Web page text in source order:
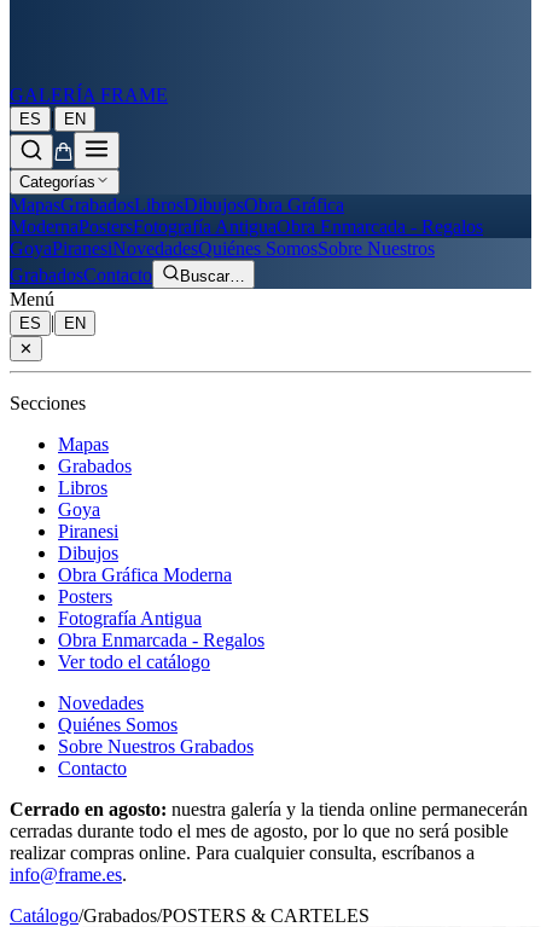
GALERÍA FRAME
ES | EN
Categorías
MapasGrabadosLibrosDibujosObra Gráfica
ModernaPostersFotografía AntiguaObra Enmarcada - Regalos
GoyaPiranesiNovedadesQuiénes SomosSobre Nuestros
GrabadosContacto Buscar…
Menú
ES |
EN
✕
Secciones
Mapas
Grabados
Libros
Goya
Piranesi
Dibujos
Obra Gráfica Moderna
Posters
Fotografía Antigua
Obra Enmarcada - Regalos
Ver todo el catálogo
Novedades
Quiénes Somos
Sobre Nuestros Grabados
Contacto
Cerrado en agosto: nuestra galería y la tienda online permanecerán
cerradas durante todo el mes de agosto, por lo que no será posible
realizar compras online. Para cualquier consulta, escríbanos a
info@frame.es.
Catálogo/Grabados/POSTERS & CARTELES